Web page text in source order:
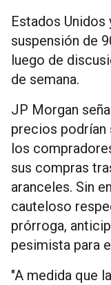
Estados Unidos
suspensión de
luego de
de semana.
JP Morgan
precios podrían
los
sus compras
aranceles. Sin
cauteloso
prórroga,
pesimista para
"A medida que